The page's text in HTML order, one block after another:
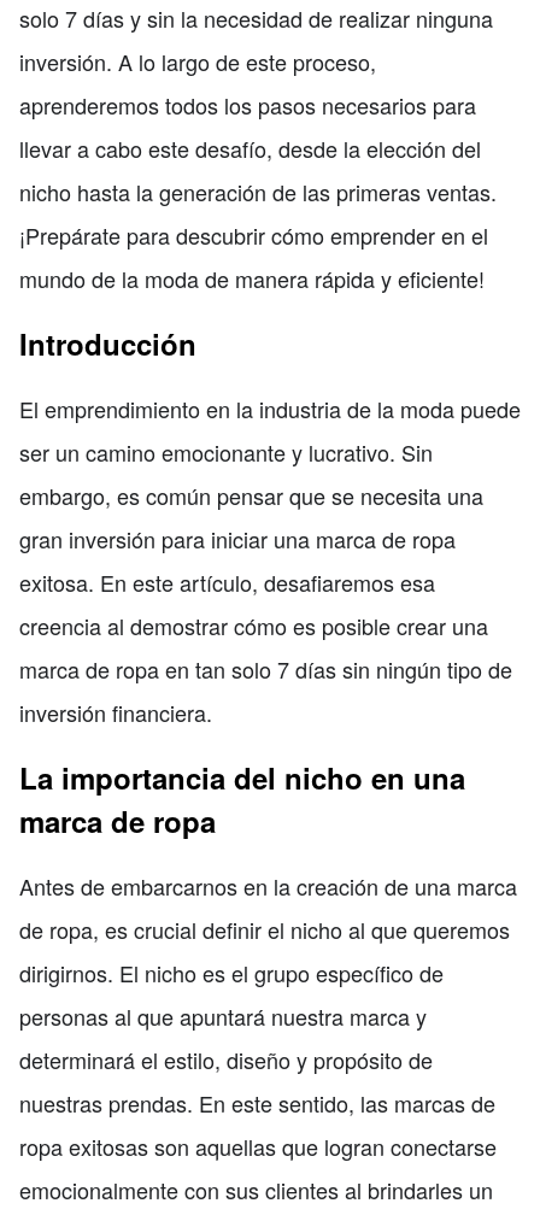
solo 7 días y sin la necesidad de realizar ninguna
inversión. A lo largo de este proceso,
aprenderemos todos los pasos necesarios para
llevar a cabo este desafío, desde la elección del
nicho hasta la generación de las primeras ventas.
¡Prepárate para descubrir cómo emprender en el
mundo de la moda de manera rápida y eficiente!
Introducción
El emprendimiento en la industria de la moda puede
ser un camino emocionante y lucrativo. Sin
embargo, es común pensar que se necesita una
gran inversión para iniciar una marca de ropa
exitosa. En este artículo, desafiaremos esa
creencia al demostrar cómo es posible crear una
marca de ropa en tan solo 7 días sin ningún tipo de
inversión financiera.
La importancia del nicho en una
marca de ropa
Antes de embarcarnos en la creación de una marca
de ropa, es crucial definir el nicho al que queremos
dirigirnos. El nicho es el grupo específico de
personas al que apuntará nuestra marca y
determinará el estilo, diseño y propósito de
nuestras prendas. En este sentido, las marcas de
ropa exitosas son aquellas que logran conectarse
emocionalmente con sus clientes al brindarles un